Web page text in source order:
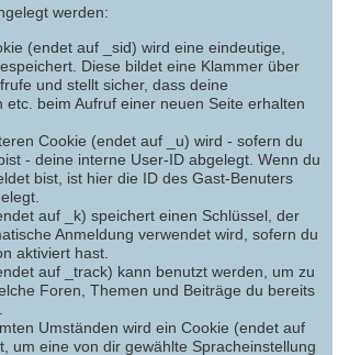
werden:
(endet auf _sid) wird eine eindeutige,
Diese bildet eine Klammer über
und stellt sicher, dass deine
etc. beim Aufruf einer neuen Seite erhalten
Cookie (endet auf _u) wird - sofern du
- deine interne User-ID abgelegt. Wenn du
bist, ist hier die ID des Gast-Benuters
auf _k) speichert einen Schlüssel, der
Anmeldung verwendet wird, sofern du
aktiviert hast.
auf _track) kann benutzt werden, um zu
Foren, Themen und Beiträge du bereits
Umständen wird ein Cookie (endet auf
um eine von dir gewählte Spracheinstellung